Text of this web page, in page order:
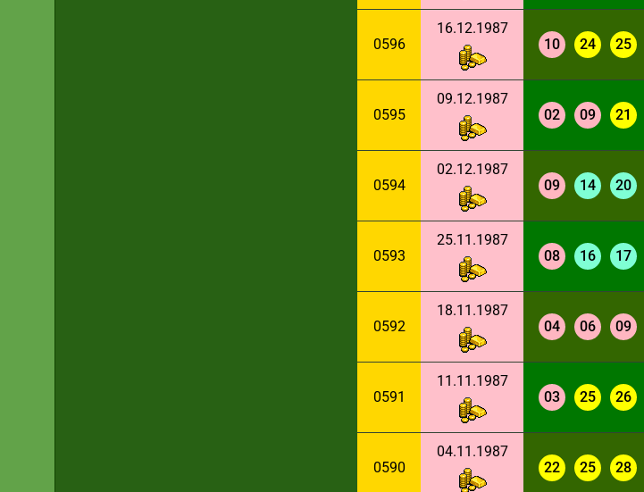
0596
16.12.1987
10
24 25
0595
09.12.1987
02
09 21
0594
02.12.1987
09
14 20
0593
25.11.1987
08
16 17
0592
18.11.1987
04
06 09
0591
11.11.1987
03
25 26
0590
04.11.1987
22
25 28